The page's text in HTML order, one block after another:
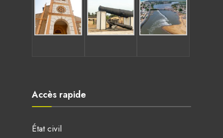
Accès rapide
État civil